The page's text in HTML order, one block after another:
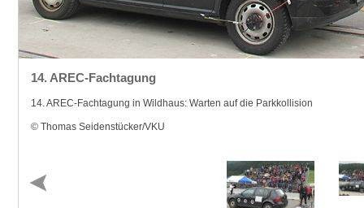
14. AREC-Fachtagung
14. AREC-Fachtagung in Wildhaus: Warten auf die Parkkollision
© Thomas Seidenstücker/VKU